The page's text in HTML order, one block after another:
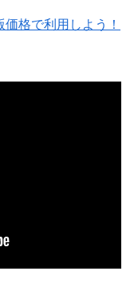
格で利用しよう！